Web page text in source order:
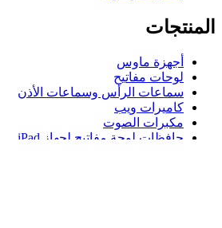
المنتجات
أجهزة ماوس
لوحات مفاتيح
سماعات الرأس وسماعات الأذن
كاميرات ويب
مكبرات الصوت
حافظات لوحة مفاتيح لجهاز iPad